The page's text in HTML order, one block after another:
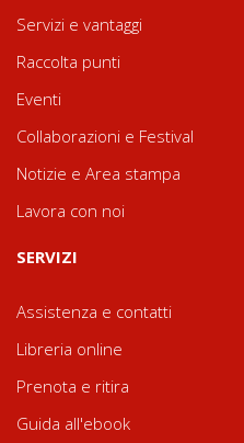
Servizi e vantaggi
Raccolta punti
Eventi
Collaborazioni e Festival
Notizie e Area stampa
Lavora con noi
SERVIZI
Assistenza e contatti
Libreria online
Prenota e ritira
Guida all'ebook